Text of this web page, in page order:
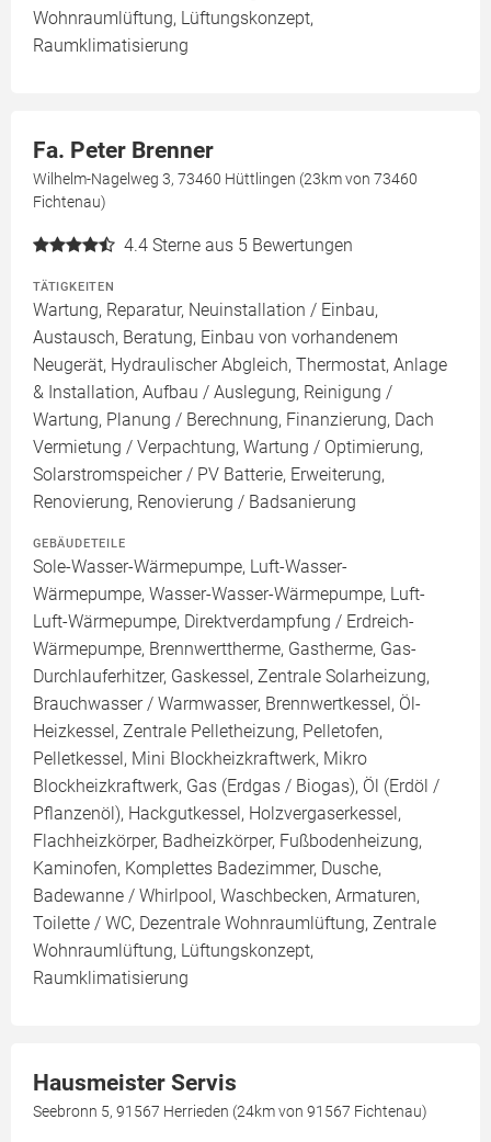
Wohnraumlüftung, Lüftungskonzept,
Raumklimatisierung
Fa. Peter Brenner
Wilhelm-Nagelweg 3, 73460 Hüttlingen (23km von 73460
Fichtenau)
4.4 Sterne aus 5 Bewertungen
TÄTIGKEITEN
Wartung, Reparatur, Neuinstallation / Einbau,
Austausch, Beratung, Einbau von vorhandenem
Neugerät, Hydraulischer Abgleich, Thermostat, Anlage
& Installation, Aufbau / Auslegung, Reinigung /
Wartung, Planung / Berechnung, Finanzierung, Dach
Vermietung / Verpachtung, Wartung / Optimierung,
Solarstromspeicher / PV Batterie, Erweiterung,
Renovierung, Renovierung / Badsanierung
GEBÄUDETEILE
Sole-Wasser-Wärmepumpe, Luft-Wasser-
Wärmepumpe, Wasser-Wasser-Wärmepumpe, Luft-
Luft-Wärmepumpe, Direktverdampfung / Erdreich-
Wärmepumpe, Brennwerttherme, Gastherme, Gas-
Durchlauferhitzer, Gaskessel, Zentrale Solarheizung,
Brauchwasser / Warmwasser, Brennwertkessel, Öl-
Heizkessel, Zentrale Pelletheizung, Pelletofen,
Pelletkessel, Mini Blockheizkraftwerk, Mikro
Blockheizkraftwerk, Gas (Erdgas / Biogas), Öl (Erdöl /
Pflanzenöl), Hackgutkessel, Holzvergaserkessel,
Flachheizkörper, Badheizkörper, Fußbodenheizung,
Kaminofen, Komplettes Badezimmer, Dusche,
Badewanne / Whirlpool, Waschbecken, Armaturen,
Toilette / WC, Dezentrale Wohnraumlüftung, Zentrale
Wohnraumlüftung, Lüftungskonzept,
Raumklimatisierung
Hausmeister Servis
Seebronn 5, 91567 Herrieden (24km von 91567 Fichtenau)